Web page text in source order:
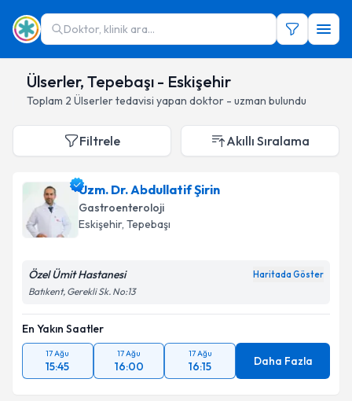
Doktor, klinik ara...
Ülserler, Tepebaşı - Eskişehir
Toplam 2 Ülserlertedavisi yapan doktor - uzman bulundu
Filtrele Akıllı Sıralama
Uzm. Dr. Abdullatif Şirin
Gastroenteroloji
Eskişehir, Tepebaşı
Özel Ümit Hastanesi Haritada Göster
Batıkent, Gerekli Sk. No:13
En Yakın Saatler
17 Ağu
15:45
17 Ağu
16:00
17 Ağu
16:15 Daha Fazla